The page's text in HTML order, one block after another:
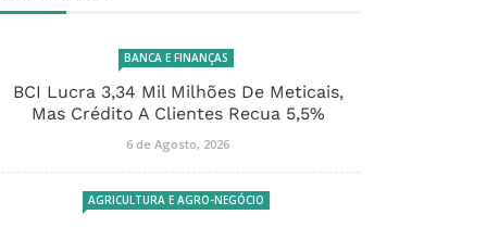
BANCA E FINANÇAS
BCI Lucra 3,34 Mil Milhões De Meticais,
Mas Crédito A Clientes Recua 5,5%
6 de Agosto, 2026
AGRICULTURA E AGRO-NEGÓCIO